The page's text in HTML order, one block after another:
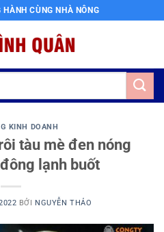
CÙNG NHÀ NÔNG
KINH DOANH
tàu mè đen nóng
lạnh buốt
BỞI NGUYỄN THẢO